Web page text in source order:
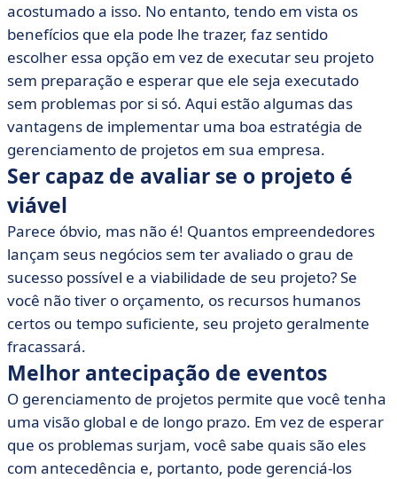
• Reduzir esforços e custos
• Proponha um cronograma realista
• Resolver problemas mais rapidamente
• Gerencie melhor o seu orçamento
• Evite produtos ou serviços de baixa qualidade
• Comunique-se rapidamente
• Não perca a motivação
acostumado a isso. No entanto, tendo em vista os
benefícios que ela pode lhe trazer, faz sentido
escolher essa opção em vez de executar seu projeto
sem preparação e esperar que ele seja executado
sem problemas por si só. Aqui estão algumas das
vantagens de implementar uma boa estratégia de
gerenciamento de projetos em sua empresa.
Ser capaz de avaliar se o projeto é
viável
Parece óbvio, mas não é! Quantos empreendedores
lançam seus negócios sem ter avaliado o grau de
sucesso possível e a viabilidade de seu projeto? Se
você não tiver o orçamento, os recursos humanos
certos ou tempo suficiente, seu projeto geralmente
fracassará.
Melhor antecipação de eventos
O gerenciamento de projetos permite que você tenha
uma visão global e de longo prazo. Em vez de esperar
que os problemas surjam, você sabe quais são eles
com antecedência e, portanto, pode gerenciá-los